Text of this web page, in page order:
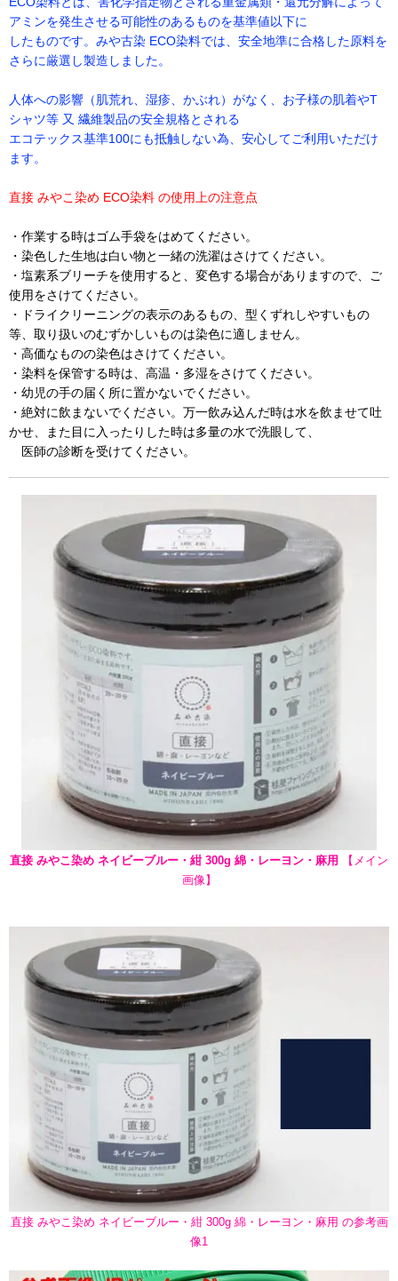
アミンを発生させる可能性のあるものを基準値以下に
したものです。みや古染 ECO染料では、安全地準に合格した原料を
さらに厳選し製造しました。
人体への影響（肌荒れ、湿疹、かぶれ）がなく、お子様の肌着やT
シャツ等 又 繊維製品の安全規格とされる
エコテックス基準100にも抵触しない為、安心してご利用いただけ
ます。
直接 みやこ染め ECO染料 の使用上の注意点
・作業する時はゴム手袋をはめてください。
・染色した生地は白い物と一緒の洗濯はさけてください。
・塩素系ブリーチを使用すると、変色する場合がありますので、ご
使用をさけてください。
・ドライクリーニングの表示のあるもの、型くずれしやすいもの
等、取り扱いのむずかしいものは染色に適しません。
・高価なものの染色はさけてください。
・染料を保管する時は、高温・多湿をさけてください。
・幼児の手の届く所に置かないでください。
・絶対に飲まないでください。万一飲み込んだ時は水を飲ませて吐
かせ、また目に入ったりした時は多量の水で洗眼して、
医師の診断を受けてください。
直接 みやこ染め ネイビーブルー・紺 300g 綿・レーヨン・麻用
【メイン
画像】
直接 みやこ染め ネイビーブルー・紺 300g 綿・レーヨン・麻用 の参考画
像1